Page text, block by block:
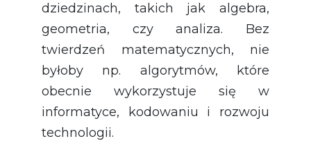
dziedzinach, takich jak algebra,
geometria, czy analiza. Bez
twierdzeń matematycznych, nie
byłoby np. algorytmów, które
obecnie wykorzystuje się w
informatyce, kodowaniu i rozwoju
technologii.